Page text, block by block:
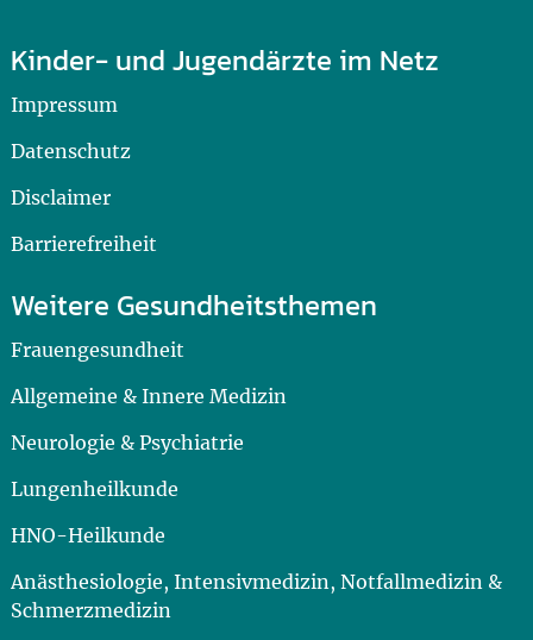
Kinder- und Jugendärzte im Netz
Impressum
Datenschutz
Disclaimer
Barrierefreiheit
Weitere Gesundheitsthemen
Frauengesundheit
Allgemeine & Innere Medizin
Neurologie & Psychiatrie
Lungenheilkunde
HNO-Heilkunde
Anästhesiologie, Intensivmedizin, Notfallmedizin &
Schmerzmedizin